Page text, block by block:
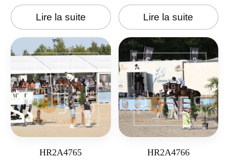
Lire la suite Lire la suite
HR2A4765 HR2A4766